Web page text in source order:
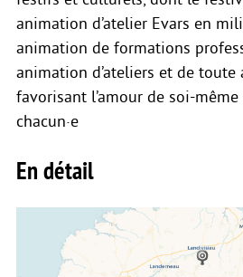
animation d’atelier Evars en
animation de formations
animation d’ateliers et de
favorisant l’amour de soi-
chacun·e
En détail